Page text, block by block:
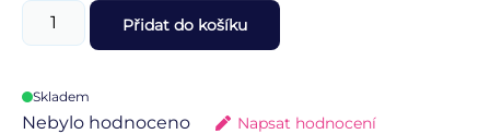
Přidat do košíku
Skladem
Nebylo hodnoceno Napsat hodnocení